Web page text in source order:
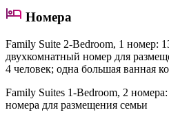
Номера
Family Suite 2-Bedroom, 1 номер:
двухкомнатный номер для
4 человек; одна большая ванная
Family Suites 1-Bedroom, 2
номера для размещения семьи